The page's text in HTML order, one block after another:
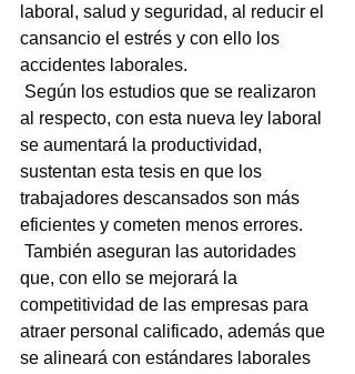
laboral, salud y seguridad, al reducir el
cansancio el estrés y con ello los
accidentes laborales.
Según los estudios que se realizaron
al respecto, con esta nueva ley laboral
se aumentará la productividad,
sustentan esta tesis en que los
trabajadores descansados son más
eficientes y cometen menos errores.
También aseguran las autoridades
que, con ello se mejorará la
competitividad de las empresas para
atraer personal calificado, además que
se alineará con estándares laborales